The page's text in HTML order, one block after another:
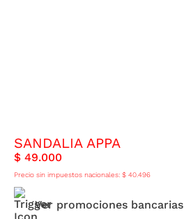
SANDALIA APPA
$ 49.000
Precio sin impuestos nacionales: $ 40496
Ver promociones bancarias